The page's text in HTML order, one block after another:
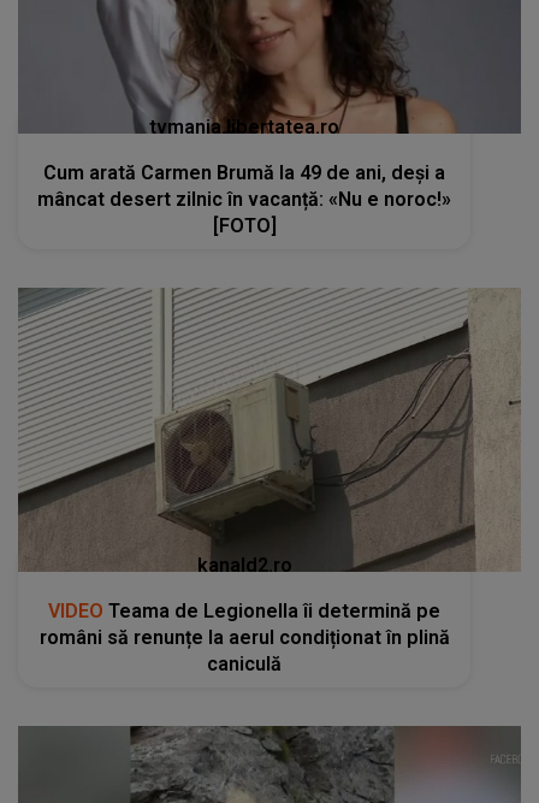
tvmania.libertatea.ro
Cum arată Carmen Brumă la 49 de ani, deși a
mâncat desert zilnic în vacanță: «Nu e noroc!»
[FOTO]
kanald2.ro
VIDEO Teama de Legionella îi determină pe
români să renunțe la aerul condiționat în plină
caniculă